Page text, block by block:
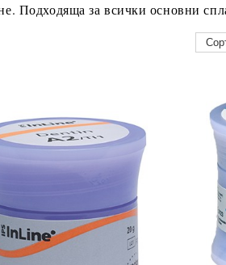
Подходяща за всички основни